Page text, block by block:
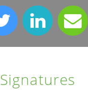
Signatures